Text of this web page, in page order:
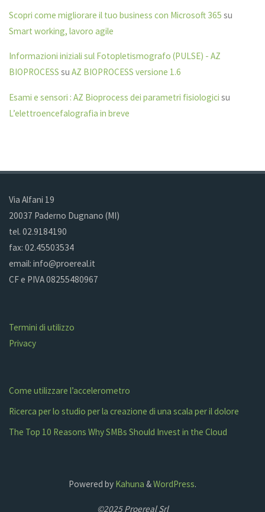
Scopri come migliorare il tuo business con Microsoft 365 su
Smart working, lavoro agile
Informazioni iniziali sul Fotopletismografo (PULSE) - AZ
BIOPROCESS suAZ BIOPROCESS versione 1.6
Esami e sensori : AZ Bioprocess dei parametri fisiologici su
L’elettroencefalografia in breve
Via Alfani 19
20037 Paderno Dugnano (MI)
tel. 02.9184190
fax: 02.45503534
email: info@proereal.it
CF e PIVA 08255480967
Termini di utilizzo
Privacy
Come utilizzare l’accelerometro
Ricerca per lo studio per la creazione di una scala per il dolore
The Top 10 Reasons Why SMBs Should Invest in the Cloud
Powered by Kahuna &WordPress.
©2025 Proereal Srl